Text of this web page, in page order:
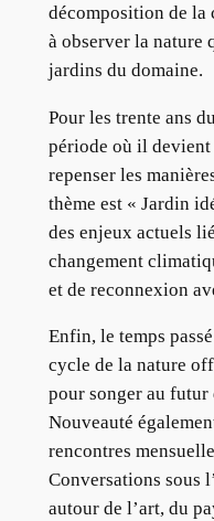
décomposition de la
à observer la nature
jardins du domaine.
Pour les trente ans
période où il devient
repenser les
thème est « Jardin
des enjeux actuels
changement
et de reconnexion
Enfin, le temps
cycle de la nature
pour songer au futur
Nouveauté
rencontres
Conversations sous
autour de l’art, du